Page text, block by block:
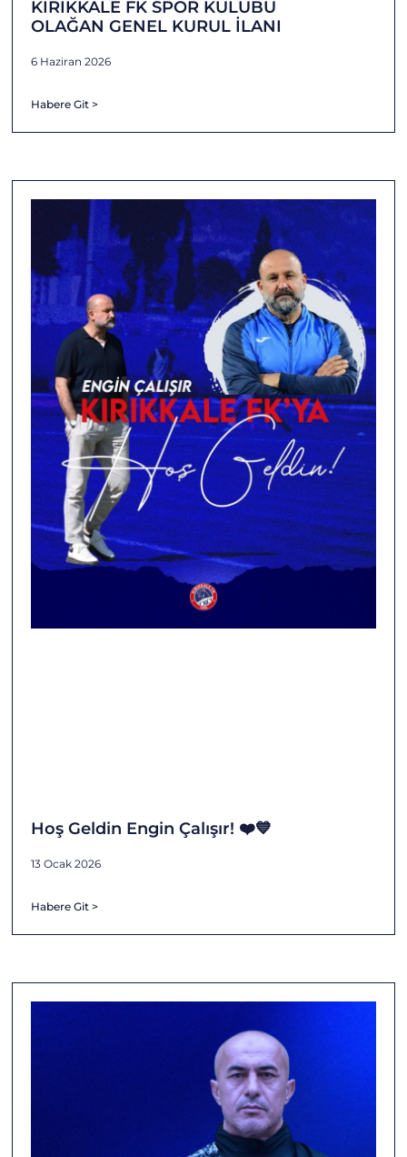
KIRIKKALE FK SPOR KULÜBÜ
OLAĞAN GENEL KURUL İLANI
6 Haziran 2026
Habere Git >
Hoş Geldin Engin Çalışır! ❤️💙
13 Ocak 2026
Habere Git >